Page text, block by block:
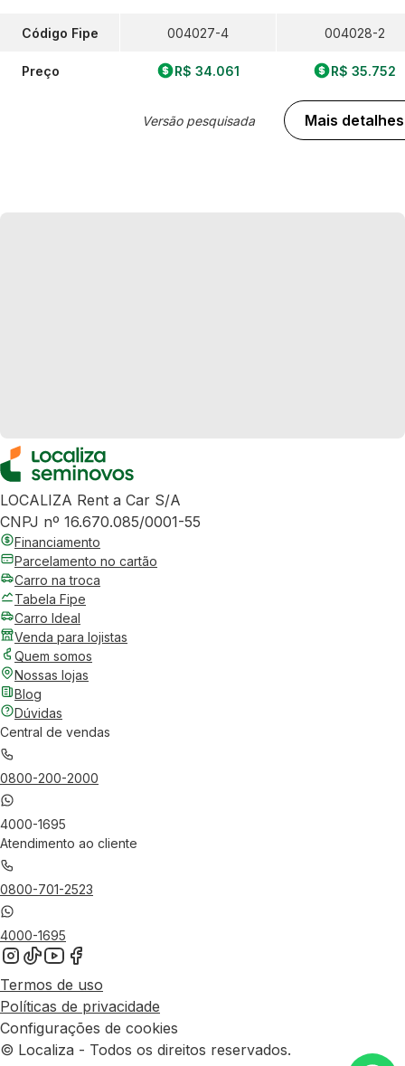
Código Fipe
Preço
004027-4
R$ 34.061
Versão pesquisada
004028-2
R$ 35.752
Mais detalhes
LOCALIZA Rent a Car S/A
CNPJ nº 16.670.085/0001-55
Financiamento
Parcelamento no cartão
Carro na troca
Tabela Fipe
Carro Ideal
Venda para lojistas
Quem somos
Nossas lojas
Blog
Dúvidas
Central de vendas
0800-200-2000
4000-1695
Atendimento ao cliente
0800-701-2523
4000-1695
Termos de uso
Políticas de privacidade
Configurações de cookies
© Localiza - Todos os direitos reservados.